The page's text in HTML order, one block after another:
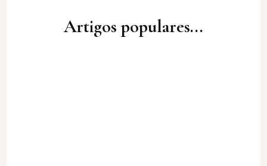
Artigos populares...